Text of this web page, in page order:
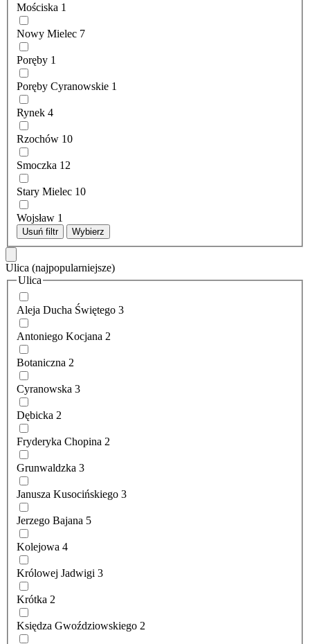
Mościska 1
Nowy Mielec 7
Poręby 1
Poręby Cyranowskie 1
Rynek 4
Rzochów 10
Smoczka 12
Stary Mielec 10
Wojsław 1
Usuń filtr Wybierz
Ulica (najpopularniejsze)
Ulica
Aleja Ducha Świętego 3
Antoniego Kocjana 2
Botaniczna 2
Cyranowska 3
Dębicka 2
Fryderyka Chopina 2
Grunwaldzka 3
Janusza Kusocińskiego 3
Jerzego Bajana 5
Kolejowa 4
Królowej Jadwigi 3
Krótka 2
Księdza Gwoździowskiego 2